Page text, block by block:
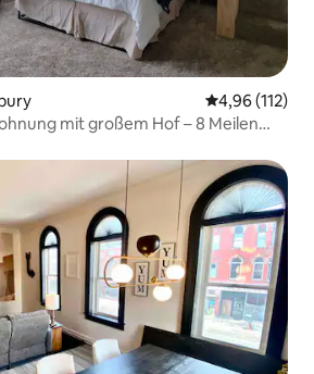
4,96 (112)
mit großem Hof – 8 Meilen